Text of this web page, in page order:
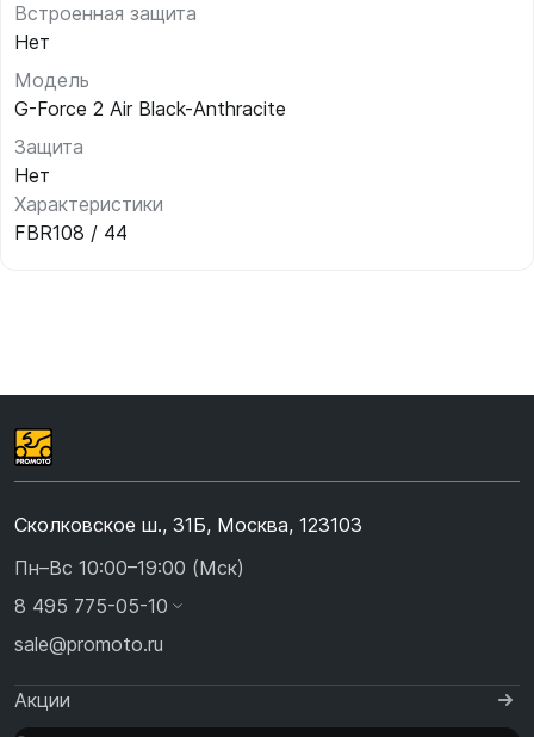
Встроенная защита
Нет
Модель
G-Force 2 Air Black-Anthracite
Защита
Нет
Характеристики
FBR108 / 44
Сколковское ш., 31Б, Москва, 123103
Пн–Вс 10:00–19:00 (Мск)
8 495 775-05-10
sale@promoto.ru
Акции